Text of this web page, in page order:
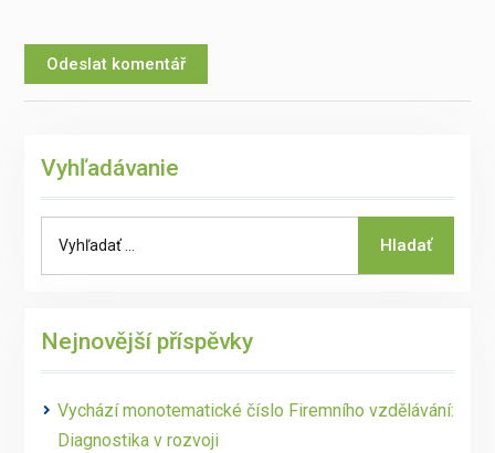
Vyhľadávanie
Hladať
Nejnovější příspěvky
Vychází monotematické číslo Firemního vzdělávání:
Diagnostika v rozvoji